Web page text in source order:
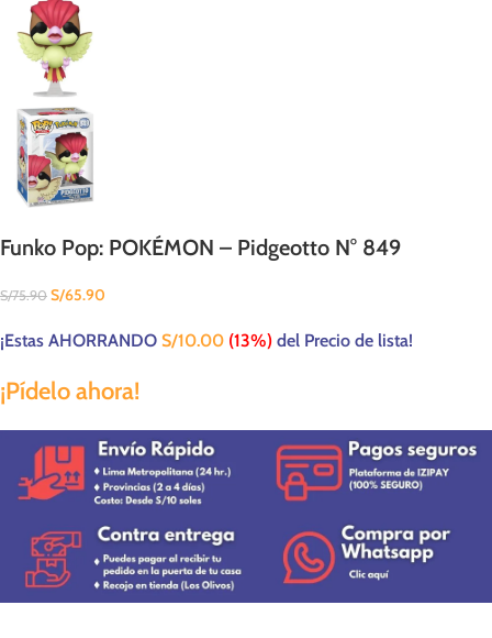
Funko Pop: POKÉMON – Pidgeotto N° 849
S/75.90 S/65.90
¡Estas AHORRANDO S/10.00 (13%) del Precio de lista!
¡Pídelo ahora!